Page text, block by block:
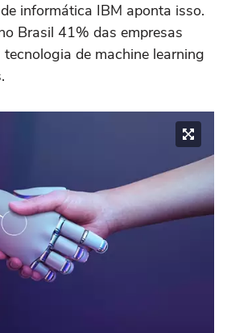
informática IBM aponta isso.
Brasil 41% das empresas
de machine learning